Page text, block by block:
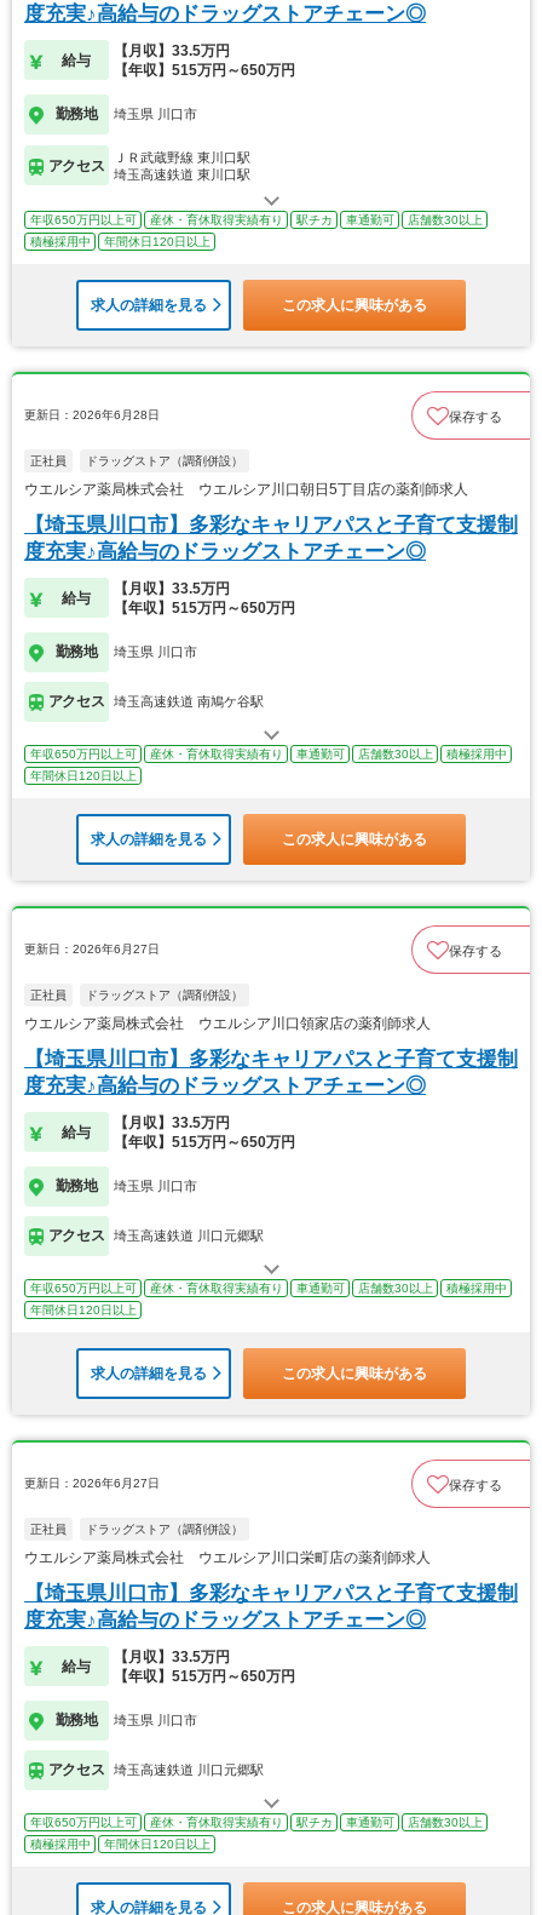
度充実♪高給与のドラッグストアチェーン◎
給与
【月収】33.5万円
【年収】515万円～650万円
勤務地 埼玉県 川口市
アクセス
ＪＲ武蔵野線 東川口駅
埼玉高速鉄道 東川口駅
年収650万円以上可 産休・育休取得実績有り 駅チカ 車通勤可
店舗数30以上
積極採用中
年間休日120日以上
求人の詳細を見る この求人に興味がある
更新日：2026年6月28日 保存する
正社員 ドラッグストア（調剤併設）
ウエルシア薬局株式会社 ウエルシア川口朝日5丁目店の薬剤師求人
【埼玉県川口市】多彩なキャリアパスと子育て支援制
度充実♪高給与のドラッグストアチェーン◎
給与
【月収】33.5万円
【年収】515万円～650万円
勤務地 埼玉県 川口市
アクセス 埼玉高速鉄道 南鳩ケ谷駅
年収650万円以上可 産休・育休取得実績有り 車通勤可 店舗数30以上
積極採用中
年間休日120日以上
求人の詳細を見る この求人に興味がある
更新日：2026年6月27日 保存する
正社員 ドラッグストア（調剤併設）
ウエルシア薬局株式会社 ウエルシア川口領家店の薬剤師求人
【埼玉県川口市】多彩なキャリアパスと子育て支援制
度充実♪高給与のドラッグストアチェーン◎
給与
【月収】33.5万円
【年収】515万円～650万円
勤務地 埼玉県 川口市
アクセス 埼玉高速鉄道 川口元郷駅
年収650万円以上可 産休・育休取得実績有り 車通勤可 店舗数30以上
積極採用中
年間休日120日以上
求人の詳細を見る この求人に興味がある
更新日：2026年6月27日 保存する
正社員 ドラッグストア（調剤併設）
ウエルシア薬局株式会社 ウエルシア川口栄町店の薬剤師求人
【埼玉県川口市】多彩なキャリアパスと子育て支援制
度充実♪高給与のドラッグストアチェーン◎
給与
【月収】33.5万円
【年収】515万円～650万円
勤務地 埼玉県 川口市
アクセス 埼玉高速鉄道 川口元郷駅
年収650万円以上可 産休・育休取得実績有り 駅チカ 車通勤可
店舗数30以上
積極採用中
年間休日120日以上
求人の詳細を見る この求人に興味がある